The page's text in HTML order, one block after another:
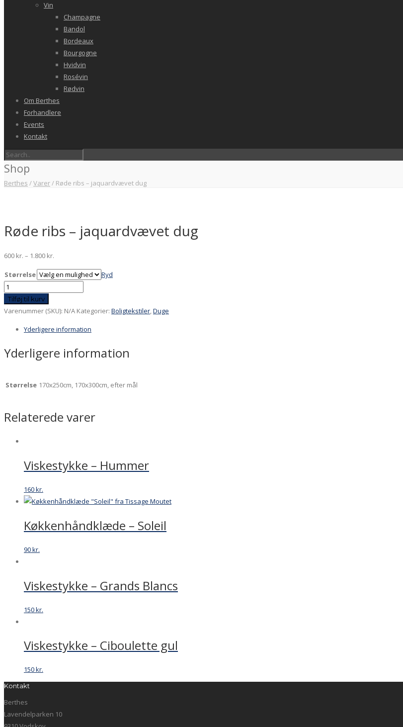
Vin
Champagne
Bandol
Bordeaux
Bourgogne
Hvidvin
Rosévin
Rødvin
Om Berthes
Forhandlere
Events
Kontakt
Shop
Berthes /Varer/ Røde ribs – jaquardvævet dug
Røde ribs – jaquardvævet dug
600 kr. – 1.800 kr.
Størrelse
Ryd
Røde
ribs
-
Tilføj til kurv
Varenummer (SKU): N/A Kategorier: Boligtekstiler Duge
Yderligere information
Yderligere information
Størrelse 170x250cm, 170x300cm, efter mål
Relaterede varer
Viskestykke – Hummer
160kr.
Køkkenhåndklæde – Soleil
90kr.
Viskestykke – Grands Blancs
150kr.
Viskestykke – Ciboulette gul
150kr.
Kontakt
Berthes
Lavendelparken 10